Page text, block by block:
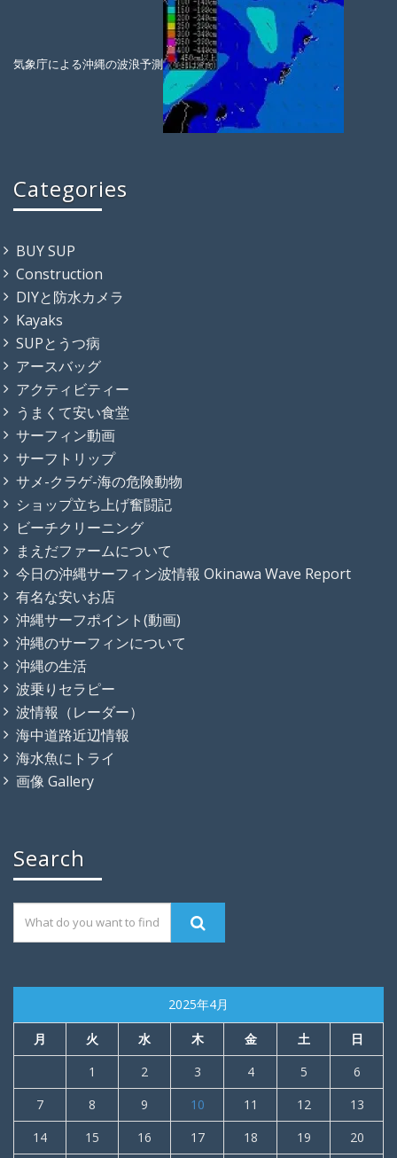
気象庁による沖縄の波浪予測
Categories
BUY SUP
Construction
DIYと防水カメラ
Kayaks
SUPとうつ病
アースバッグ
アクティビティー
うまくて安い食堂
サーフィン動画
サーフトリップ
サメ-クラゲ-海の危険動物
ショップ立ち上げ奮闘記
ビーチクリーニング
まえだファームについて
今日の沖縄サーフィン波情報 Okinawa Wave Report
有名な安いお店
沖縄サーフポイント(動画)
沖縄のサーフィンについて
沖縄の生活
波乗りセラピー
波情報（レーダー）
海中道路近辺情報
海水魚にトライ
画像 Gallery
Search
2025年4月
月 火 水 木 金 土
日
1
2 3 4 5
6
7
8 9 10 11 12
13
14
15 16 17 18 19 20